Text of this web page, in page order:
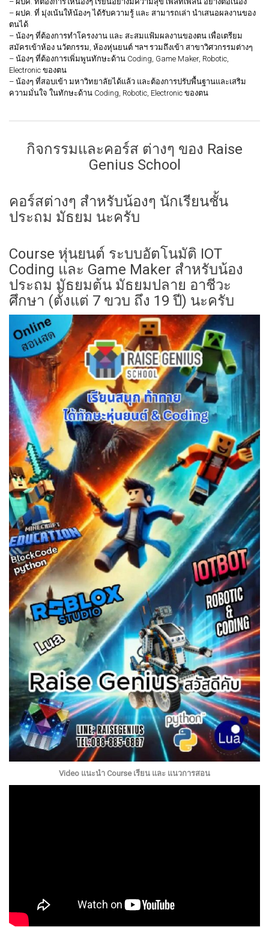
– ผปค. ที่ มุ่งเน้นให้น้องๆ ได้รับความรู้ และ สามารถเล่า นำเสนอผลงานของ
ตนได้
– น้องๆ ที่ต้องการทำโครงงาน และ สะสมแฟ้มผลงานของตน เพื่อเตรียม
สมัครเข้าห้อง นวัตกรรม, ห้องหุ่นยนต์ ฯลฯ รวมถึงเข้า สาขาวิศวกรรมต่างๆ
– น้องๆ ที่ต้องการเพิ่มพูนทักษะด้าน Coding, Game Maker, Robotic,
Electronic ของตน
– น้องๆ ที่สอบเข้า มหาวิทยาลัยได้แล้ว และต้องการปรับพื้นฐานและเสริม
ความมั่นใจ ในทักษะด้าน Coding, Robotic, Electronic ของตน
กิจกรรมและคอร์ส ต่างๆ ของ Raise
Genius School
คอร์สต่างๆ สำหรับน้องๆ นักเรียนชั้น
ประถม มัธยม นะครับ
Course หุ่นยนต์ ระบบอัตโนมัติ IOT
Coding และ Game Maker สำหรับน้อง
ประถม มัธยมต้น มัธยมปลาย อาชีวะ
ศึกษา (ตั้งแต่ 7 ขวบ ถึง 19 ปี) นะครับ
Video แนะนำ Course เรียน และ แนวการสอน